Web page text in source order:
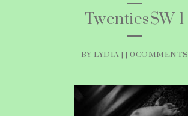
TwentiesSW-1
BY LYDIA | | 0COMMENTS